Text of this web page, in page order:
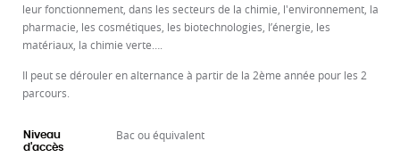
leur fonctionnement, dans les secteurs de la chimie, l'environnement, la
pharmacie, les cosmétiques, les biotechnologies, l’énergie, les
matériaux, la chimie verte….
Il peut se dérouler en alternance à partir de la 2ème année pour les 2
parcours.
Niveau
d'accès
Bac ou équivalent